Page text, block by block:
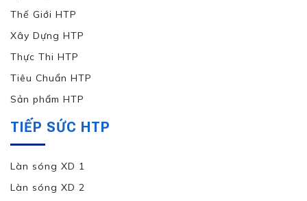
Thế Giới HTP
Xây Dựng HTP
Thực Thi HTP
Tiêu Chuẩn HTP
Sản phẩm HTP
TIẾP SỨC HTP
Làn sóng XD 1
Làn sóng XD 2